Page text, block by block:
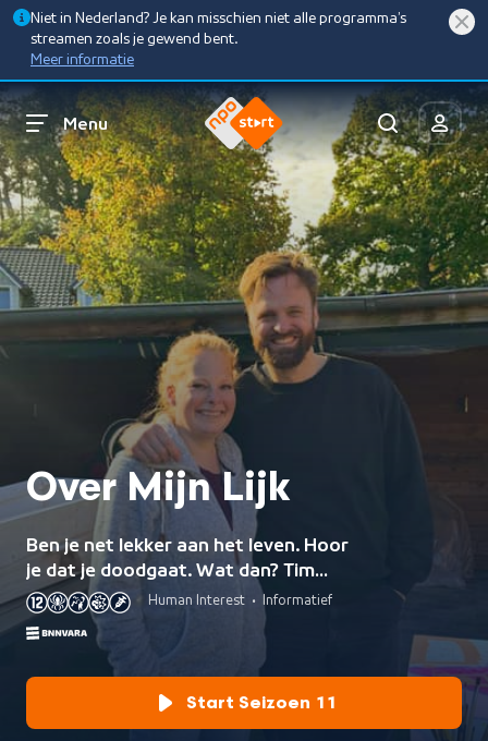
Niet in Nederland? Je kan misschien niet alle programma’s
streamen zoals je gewend bent.
Meer informatie
Menu
Over Mijn Lijk
Ben je net lekker aan het leven. Hoor
je dat je doodgaat. Wat dan? Tim
Hofman volgt vijf jongeren die in de
laatste fase alles uit het leven halen.
Human Interest • Informatief
Start Seizoen 11